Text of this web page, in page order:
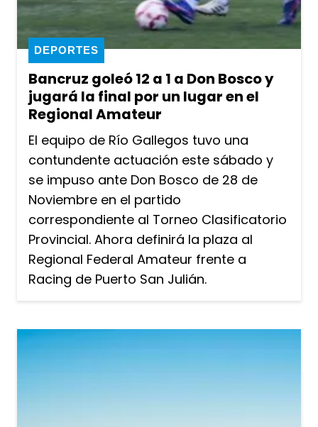
Bancruz goleó 12 a 1 a Don Bosco y
jugará la final por un lugar en el
Regional Amateur
DEPORTES
El equipo de Río Gallegos tuvo una
contundente actuación este sábado y
se impuso ante Don Bosco de 28 de
Noviembre en el partido
correspondiente al Torneo Clasificatorio
Provincial. Ahora definirá la plaza al
Regional Federal Amateur frente a
Racing de Puerto San Julián.